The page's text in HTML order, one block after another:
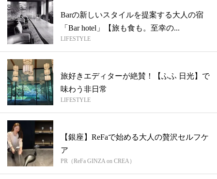
Barの新しいスタイルを提案する大人の宿
「Bar hotel」【旅も食も。至幸の...
LIFESTYLE
旅好きエディターが絶賛！【ふふ 日光】で
味わう非日常
LIFESTYLE
【銀座】ReFaで始める大人の贅沢セルフケ
ア
PR（ReFa GINZA on CREA）